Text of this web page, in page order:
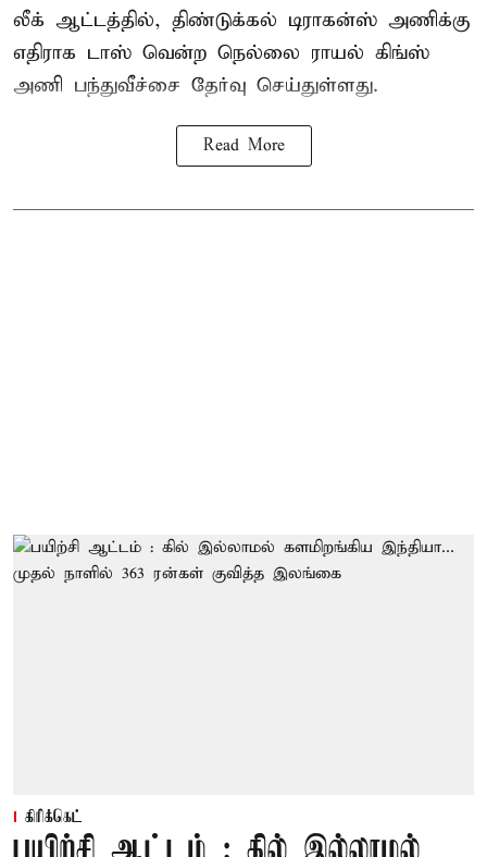
லீக் ஆட்டத்தில், திண்டுக்கல் டிராகன்ஸ் அணிக்கு
எதிராக டாஸ் வென்ற நெல்லை ராயல் கிங்ஸ்
அணி பந்துவீச்சை தேர்வு செய்துள்ளது.
Read More
கிரிக்கெட்